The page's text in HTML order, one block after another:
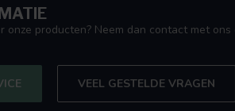
onze producten? Neem dan contact met
VEEL GESTELDE VRAGEN